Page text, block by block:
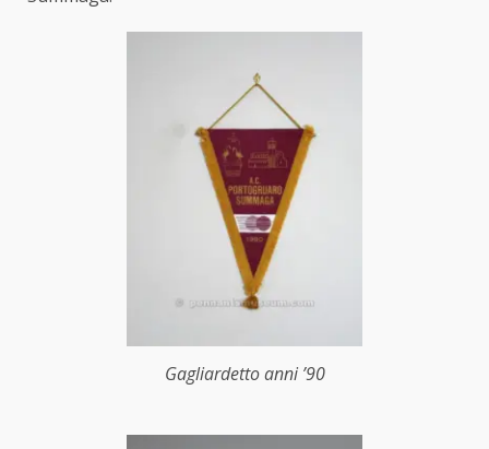
Gagliardetto anni ’90